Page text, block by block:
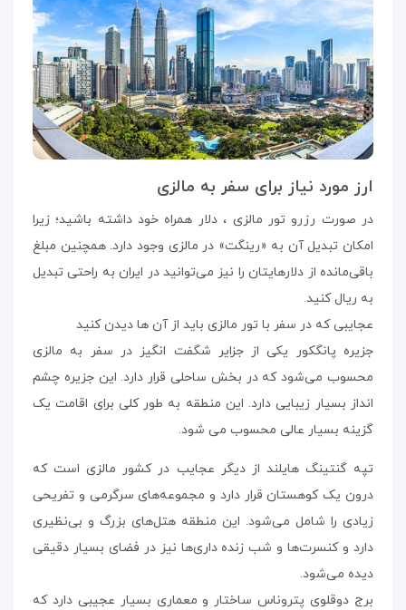
ارز مورد نیاز برای سفر به مالزی
در صورت رزرو تور مالزی ، دلار همراه خود داشته باشید؛ زیرا
امکان تبدیل آن به «رینگت» در مالزی وجود دارد. همچنین مبلغ
باقی‌مانده از دلارهایتان را نیز می‌توانید در ایران به راحتی تبدیل
به ریال کنید.
عجایبی که در سفر با تور مالزی باید از آن ها دیدن کنید
جزیره پانگکور یکی از جزایر شگفت انگیز در سفر به مالزی
محسوب می‌شود که در بخش ساحلی قرار دارد. این جزیره چشم
انداز بسیار زیبایی دارد. این منطقه به طور کلی برای اقامت یک
گزینه بسیار عالی محسوب می شود.
تپه گنتینگ هایلند از دیگر عجایب در کشور مالزی است که
درون یک کوهستان قرار دارد و مجموعه‌های سرگرمی و تفریحی
زیادی را شامل می‌شود. این منطقه هتل‌های بزرگ و بی‌نظیری
دارد و کنسرت‌ها و شب زنده داری‌ها نیز در فضای بسیار دقیقی
دیده می‌شود.
برج دوقلوی پتروناس ساختار و معماری بسیار عجیبی دارد که